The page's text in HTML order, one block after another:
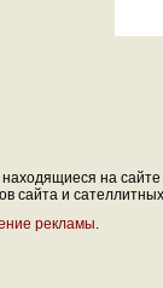
на
сайта и
рекламы.